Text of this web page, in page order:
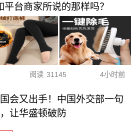
台商家所说的那样吗？
阅读 31145 4小时前
会又出手！中国外交部一句
让华盛顿破防